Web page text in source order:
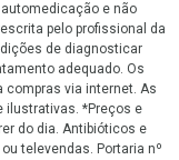
e não
pelo profissional da
de diagnosticar
adequado. Os
compras via internet. As
*Preços e
do dia. Antibióticos e
televendas. Portaria nº